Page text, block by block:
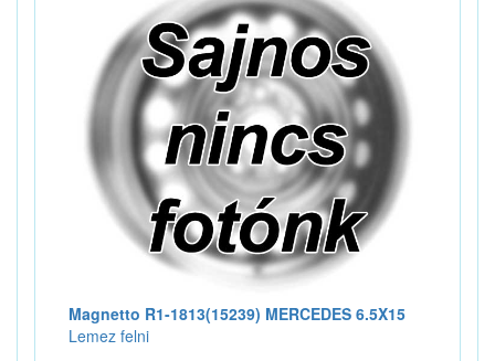
Magnetto R1-1813(15239) MERCEDES 6.5X15
Lemez felni